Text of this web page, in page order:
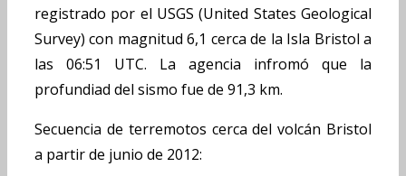
registrado por el USGS (United States Geological
Survey) con magnitud 6,1 cerca de la Isla Bristol a
las 06:51 UTC. La agencia infromó que la
profundiad del sismo fue de 91,3 km.
Secuencia de terremotos cerca del volcán Bristol
a partir de junio de 2012: